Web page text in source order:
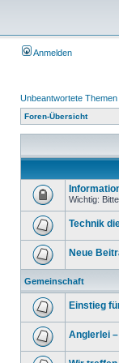
Anmelden
Unbeantwortete Themen
Foren-Übersicht
Wichtig:
Technik
Neue
Gemeinschaft
Einstieg
Anglerlei